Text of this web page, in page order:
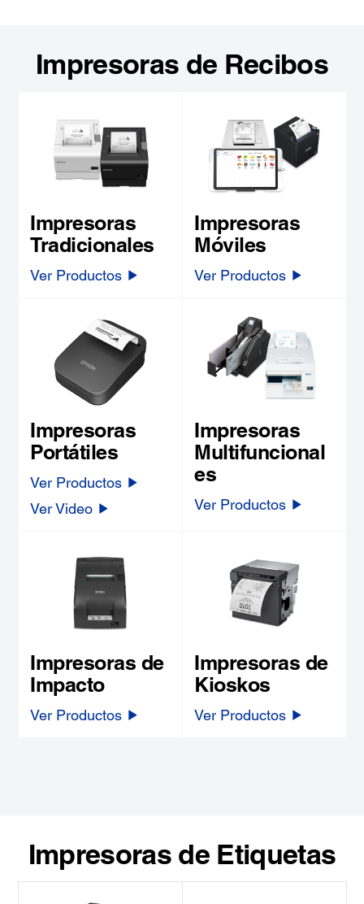
Impresoras de Recibos
Impresoras
Tradicionales
Ver Productos
Impresoras
Móviles
Ver Productos
Impresoras
Portátiles
Ver Productos
Ver Video
Impresoras
Multifuncional
es
Ver Productos
Impresoras de
Impacto
Ver Productos
Impresoras de
Kioskos
Ver Productos
Impresoras de Etiquetas